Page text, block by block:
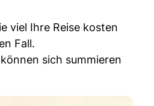
viel Ihre Reise kosten
Fall.
sich summieren